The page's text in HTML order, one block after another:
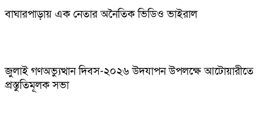
বাঘারপাড়ায় এক নেতার অনৈতিক ভিডিও ভাইরাল
জুলাই গণঅভ্যুত্থান দিবস-২০২৬ উদযাপন উপলক্ষে আটোয়ারীতে
প্রস্তুতিমূলক সভা